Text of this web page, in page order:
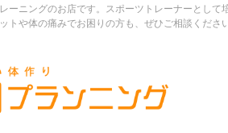
ーニングのお店です。スポーツトレーナーとし
トや体の痛みでお困りの方も、ぜひご相談くださ